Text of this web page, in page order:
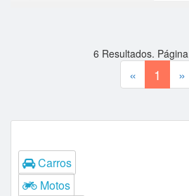
6 Resultados. Página
« 1 »
Carros
Motos